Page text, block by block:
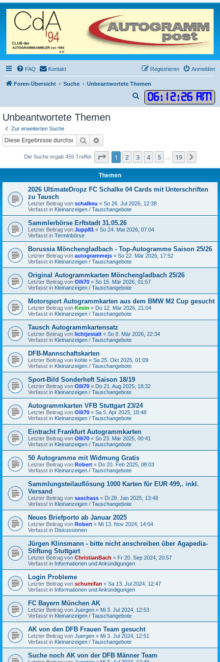
FAQ Kontakt Anmelden
Registrieren
Foren-Übersicht Suche Unbeantwortete Themen
06: 12:26 AM
u
Unbeantwortete Themen
Zur erweiterten Suche
Suche
Die Suche ergab 455 Treffer Seite 1von 19
1 2 3 4 5 19
Themen
2026 UltimateDropz FC Schalke 04 Cards mit Unterschriften
zu Tausch
Letzter Beitrag von schalkeu « So 26. Jul 2026, 12:38
Verfasst in Kleinanzeigen / Tauschangebote
Sammlerbörse Erftstadt 31.05.26
Letzter Beitrag von Jupp81 « So 24. Mai 2026, 07:04
Verfasst in Terminbörse
Borussia Mönchengladbach - Top-Autogramme Saison 25/26
Letzter Beitrag von autogrammejs « So 22. Mär 2026, 17:52
Verfasst in Kleinanzeigen / Tauschangebote
Original Autogrammkarten Mönchengladbach 25/26
Letzter Beitrag von Olli70 « So 15. Mär 2026, 01:57
Verfasst in Kleinanzeigen / Tauschangebote
Motorsport Autogrammkarten aus dem BMW M2 Cup gesucht
Letzter Beitrag von Kevin « Do 12. Mär 2026, 21:04
Verfasst in Kleinanzeigen / Tauschangebote
Tausch Autogrammkartensatz
Letzter Beitrag von lichtjestalt « So 8. Mär 2026, 22:34
Verfasst in Kleinanzeigen / Tauschangebote
DFB-Mannschaftskarten
Letzter Beitrag von kohle « Sa 25. Okt 2025, 01:09
Verfasst in Kleinanzeigen / Tauschangebote
Sport-Bild Sonderheft Saison 18/19
Letzter Beitrag von Olli70 « Do 21. Aug 2025, 18:32
Verfasst in Kleinanzeigen / Tauschangebote
Autogrammkarten VFB Stuttgart 23/24
Letzter Beitrag von Olli70 « Sa 5. Apr 2025, 18:48
Verfasst in Kleinanzeigen / Tauschangebote
Eintracht Frankfurt Autogrammkarten
Letzter Beitrag von Olli70 « So 23. Mär 2025, 00:41
Verfasst in Kleinanzeigen / Tauschangebote
50 Autogramme mit Widmung Gratis
Letzter Beitrag von Robert « Do 20. Feb 2025, 08:03
Verfasst in Kleinanzeigen / Tauschangebote
Sammlungsteilauflösung 1000 Karten für EUR 499,. inkl.
Versand
Letzter Beitrag von saschass « Di 28. Jan 2025, 13:48
Verfasst in Kleinanzeigen / Tauschangebote
Neues Briefporto ab Januar 2025
Letzter Beitrag von Robert « Mi 13. Nov 2024, 14:04
Verfasst in Diskussionen
Jürgen Klinsmann - bitte nicht anschreiben über Agapedia-
Stiftung Stuttgart
Letzter Beitrag von ChristianBach « Fr 20. Sep 2024, 20:57
Verfasst in Informationen und Ankündigungen
Login Probleme
Letzter Beitrag von schumifan « Sa 13. Jul 2024, 12:47
Verfasst in Informationen und Ankündigungen
FC Bayern München AK
Letzter Beitrag von Juergen « Mi 3. Jul 2024, 12:53
Verfasst in Kleinanzeigen / Tauschangebote
AK von den DFB Frauen Team gesucht
Letzter Beitrag von Juergen « Mi 3. Jul 2024, 12:51
Verfasst in Kleinanzeigen / Tauschangebote
Suche noch AK von der DFB Männer Team